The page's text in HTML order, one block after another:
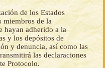
de los Estados
miembros de la
hayan adherido a la
y los depósitos de
y denuncia, así como las
las declaraciones
Protocolo.